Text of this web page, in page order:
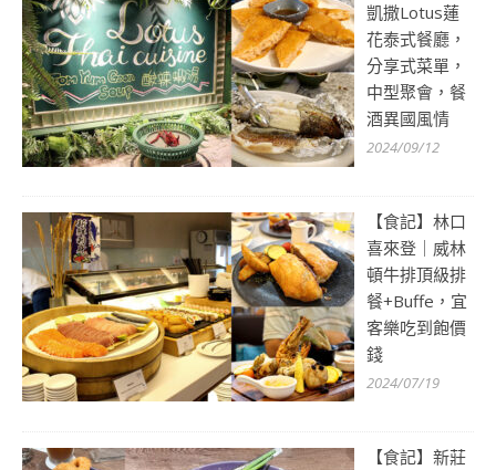
凱撒Lotus蓮
花泰式餐廳，
分享式菜單，
中型聚會，餐
酒異國風情
2024/09/12
【食記】林口
喜來登｜威林
頓牛排頂級排
餐+Buffe，宜
客樂吃到飽價
錢
2024/07/19
【食記】新莊